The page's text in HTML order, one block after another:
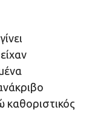
καθοριστικός